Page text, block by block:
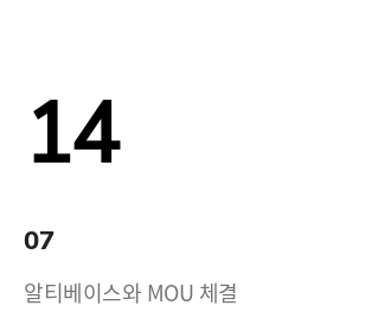
14
07
알티베이스와 MOU 체결